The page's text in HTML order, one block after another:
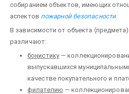
собиранием объектов, имеющих
аспектов пожарной безопасности.
В зависимости от объекта
различают:
бонистику—
выпускавшихся
качестве покупательного и
филателию —